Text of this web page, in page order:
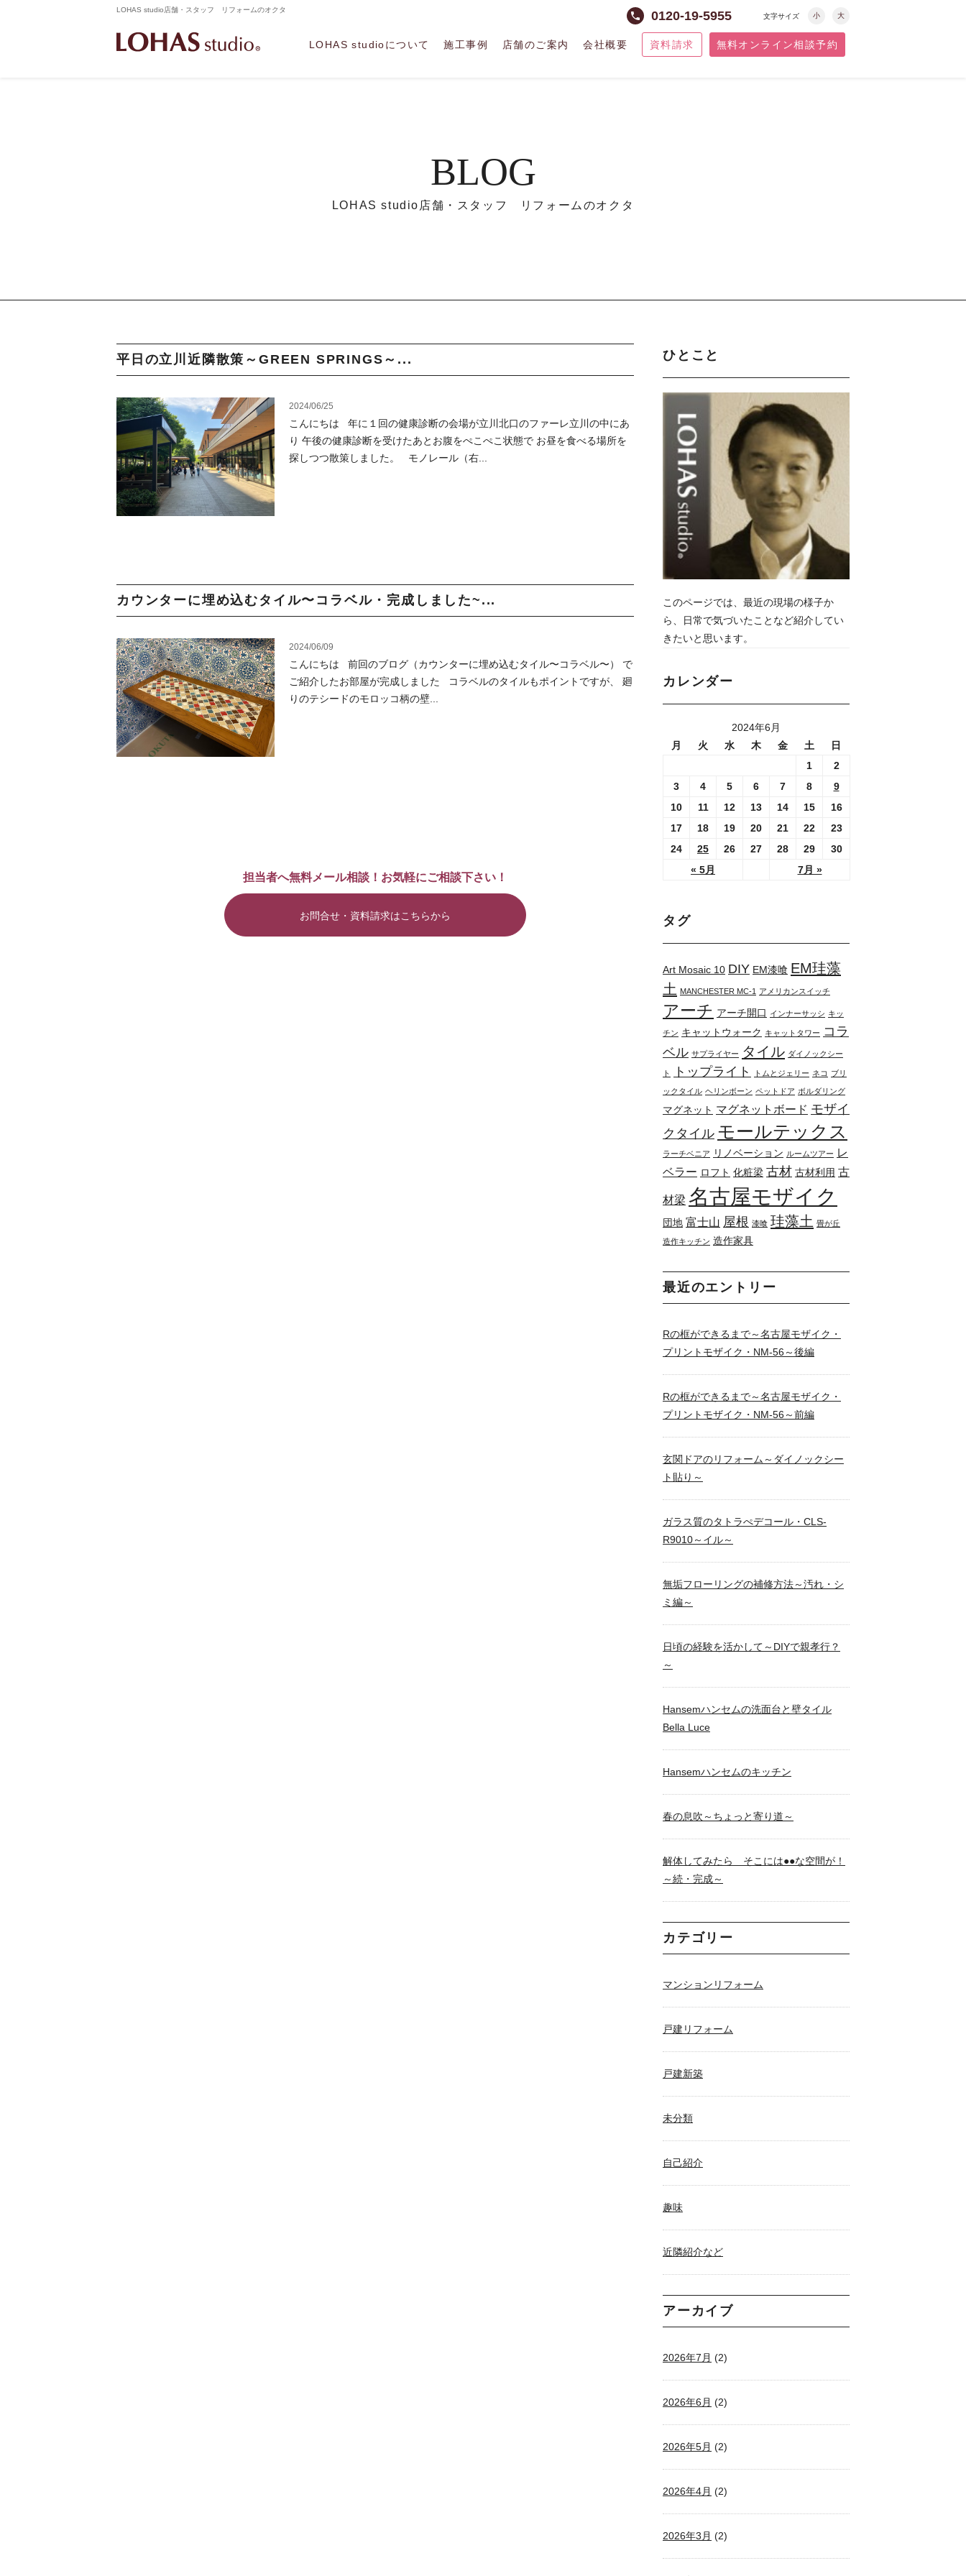
LOHAS studio店舗・スタッフ リフォームのオクタ
phone 0120-19-5955 文字サイズ 小 大
LOHAS studioについて 施工事例 店舗のご案内 会社概要 資料請求 無料オンライン相談予約
BLOG
LOHAS studio店舗・スタッフ リフォームのオクタ
平日の立川近隣散策～GREEN SPRINGS～...
2024/06/25
こんにちは 年に１回の健康診断の会場が立川北口のファーレ立川の中にあ
り 午後の健康診断を受けたあとお腹をぺこぺこ状態で お昼を食べる場所を
探しつつ散策しました。 モノレール（右...
カウンターに埋め込むタイル〜コラベル・完成しました~...
2024/06/09
こんにちは 前回のブログ（カウンターに埋め込むタイル〜コラベル〜） で
ご紹介したお部屋が完成しました コラベルのタイルもポイントですが、 廻
りのテシードのモロッコ柄の壁...
担当者へ無料メール相談！お気軽にご相談下さい！
お問合せ・資料請求はこちらから
ひとこと
このページでは、最近の現場の様子か
ら、日常で気づいたことなど紹介してい
きたいと思います。
カレンダー
2024年6月
月
火 水 木 金 土 日
« 5月 7月 »
1
2
3
4 5 6 7 8
9
10
11 12 13 14 15
16
17
18 19 20 21 22
23
24
25 26 27 28 29 30
タグ
Art Mosaic 10 DIY EM漆喰 EM珪藻
土 MANCHESTER MC-1 アメリカンスイッチ
アーチ アーチ開口 インナーサッシ キッ
チン キャットウォーク キャットタワー コラ
ベル サプライヤー タイル ダイノックシー
ト トップライト トムとジェリー ネコ ブリ
ックタイル ヘリンボーン ペットドア ボルダリング
マグネット マグネットボード モザイ
クタイル モールテックス
ラーチベニア リノベーション ルームツアー レ
ベラー ロフト 化粧梁 古材 古材利用 古
材梁 名古屋モザイク
団地 富士山 屋根 漆喰 珪藻土 畳が丘
造作キッチン 造作家具
最近のエントリー
Rの框ができるまで～名古屋モザイク・
プリントモザイク・NM-56～後編
Rの框ができるまで～名古屋モザイク・
プリントモザイク・NM-56～前編
玄関ドアのリフォーム～ダイノックシー
ト貼り～
ガラス質のタトラぺデコール・CLS-
R9010～イル～
無垢フローリングの補修方法～汚れ・シ
ミ編～
日頃の経験を活かして～DIYで親孝行？
～
Hansemハンセムの洗面台と壁タイル
Bella Luce
Hansemハンセムのキッチン
春の息吹～ちょっと寄り道～
解体してみたら そこには●●な空間が！
～続・完成～
カテゴリー
マンションリフォーム
戸建リフォーム
戸建新築
未分類
自己紹介
趣味
近隣紹介など
アーカイブ
2026年7月 (2)
2026年6月 (2)
2026年5月 (2)
2026年4月 (2)
2026年3月 (2)